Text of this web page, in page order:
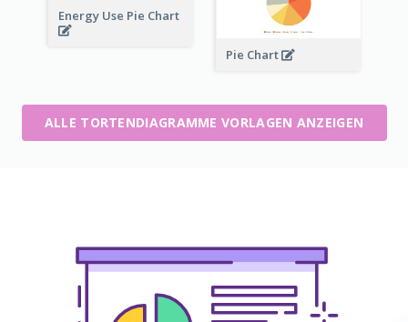
Energy Use Pie Chart
Pie Chart
ALLE TORTENDIAGRAMME VORLAGEN ANZEIGEN